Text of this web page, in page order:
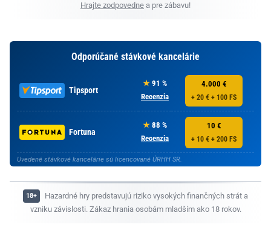
Hrajte zodpovedne a pre zábavu!
Odporúčané stávkové kancelárie
Tipsport
91 %
Recenzia
4.000 €
+ 20 € + 100 FS
Fortuna
88 %
Recenzia
10 €
+ 10 € + 200 FS
Uvedené stávkové kancelárie sú licencované ÚRHH SR.
Hazardné hry predstavujú riziko vysokých finančných strát a
vzniku závislosti. Zákaz hrania osobám mladším ako 18 rokov.